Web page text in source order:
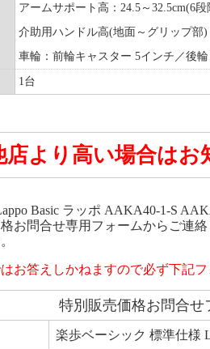
アームサポート高：24.5～32.5cm(6段
介助用ハンドル高(地面～グリップ部)
車輪：前輪キャスター 5インチ／後輪
1台
店より高い場合はお
Basic ラッポ AAKA40-1-S
お問合せ専用フォームからご連
お答えしかねますので必ず下記フ
特別販売価格お問合せ
楽歩ベーシック 標準仕様